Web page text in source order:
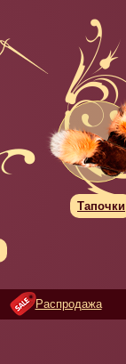
Тапочки
Распродажа